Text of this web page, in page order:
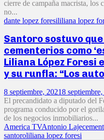
cierre de campaña macrista, los
no...
dante lopez foresililiana lopez
Santoro sostuvo que
cementerios como
Liliana López
y su runfla: “Los
8 septiembre, 20218 septiembre,
El precandidato a diputado del
programa conducido por el
de los negocios inmobiliarios...
America TVAntonio Laje
santoroliliana lopez foresi